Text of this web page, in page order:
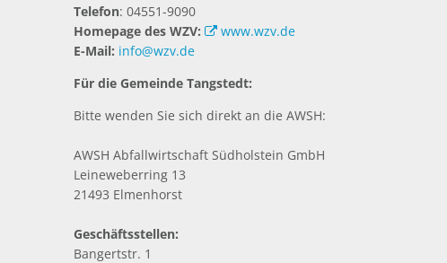
Telefon: 04551-9090
Homepage des WZV:
www.wzv.de
E-Mail: info@wzv.de
Für die Gemeinde Tangstedt:
Bitte wenden Sie sich direkt an die AWSH:
AWSH Abfallwirtschaft Südholstein GmbH
Leineweberring 13
21493 Elmenhorst
Geschäftsstellen:
Bangertstr. 1